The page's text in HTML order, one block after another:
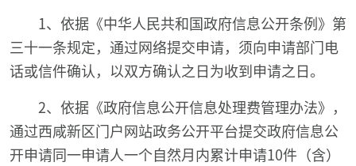
1、依据《中华人民共和国政府信息公开条例》第
三十一条规定，通过网络提交申请，须向申请部门电
话或信件确认，以双方确认之日为收到申请之日。
2、依据《政府信息公开信息处理费管理办法》，
通过西咸新区门户网站政务公开平台提交政府信息公
开申请同一申请人一个自然月内累计申请10件（含）